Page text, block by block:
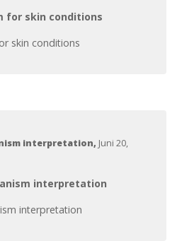
for skin conditions
skin conditions
interpretation, Juni 20,
interpretation
interpretation